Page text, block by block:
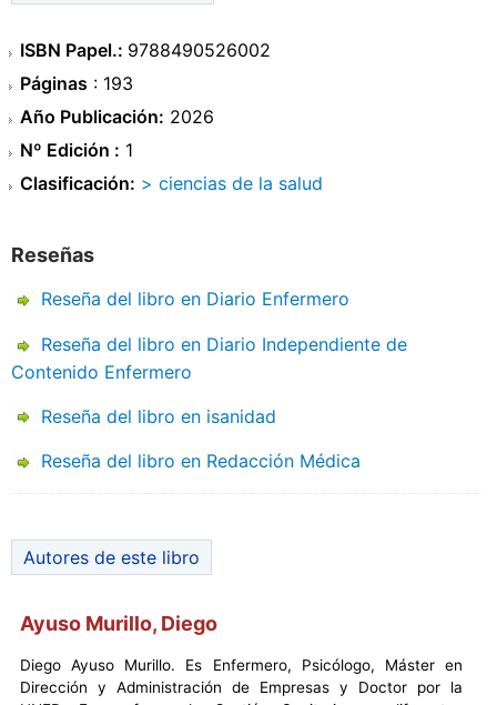
ISBN Papel.: 9788490526002
Páginas : 193
Año Publicación: 2026
Nº Edición : 1
Clasificación: > ciencias de la salud
Reseñas
Reseña del libro en Diario Enfermero
Reseña del libro en Diario Independiente de
Contenido Enfermero
Reseña del libro en isanidad
Reseña del libro en Redacción Médica
Autores de este libro
Ayuso Murillo, Diego
Diego Ayuso Murillo. Es Enfermero, Psicólogo, Máster en
Dirección y Administración de Empresas y Doctor por la